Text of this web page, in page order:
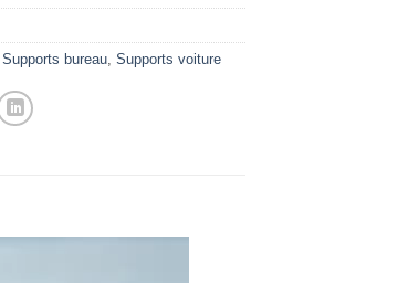
,Supports bureau ,Supports voiture